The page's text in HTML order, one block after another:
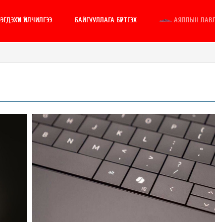
ҮЙЛЧИЛГЭЭ БАЙГУУЛЛАГА БҮРТГЭХ АЯЛЛЫН